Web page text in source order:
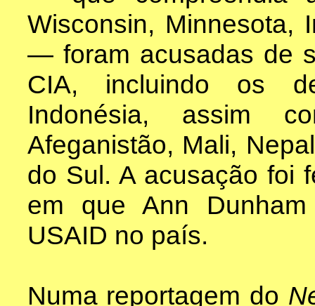
Wisconsin, Minnesota,
— foram acusadas de
CIA, incluindo os
Indonésia, assim
Afeganistão, Mali,
do Sul. A acusação foi
em que Ann
USAID no país.
Numa reportagem do